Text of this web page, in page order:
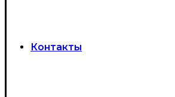
Контакты